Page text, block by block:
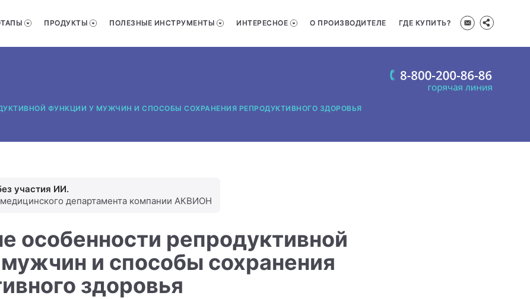
ПРОДУКТЫ ПОЛЕЗНЫЕ ИНСТРУМЕНТЫ ИНТЕРЕСНОЕ О ПРОИЗВОДИТЕЛЕ ГДЕ КУПИТЬ?
ФУНКЦИИ У МУЖЧИН И СПОСОБЫ СОХРАНЕНИЯ РЕПРОДУКТИВНОГО ЗДОРОВЬЯ
участия ИИ.
департамента компании АКВИОН
особенности репродуктивной
и способы сохранения
здоровья